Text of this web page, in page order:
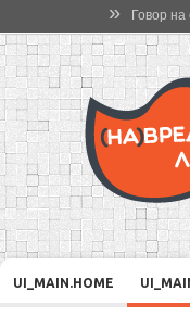
» Говор
UI_MAIN.HOME